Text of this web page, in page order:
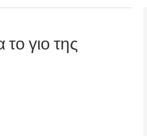
γιο της